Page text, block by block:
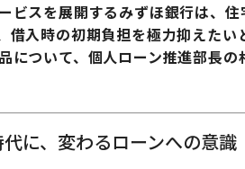
ビスを展開するみずほ銀行は、
借入時の初期負担を極力抑えた
について、個人ローン推進部長
に、変わるローンへの意識